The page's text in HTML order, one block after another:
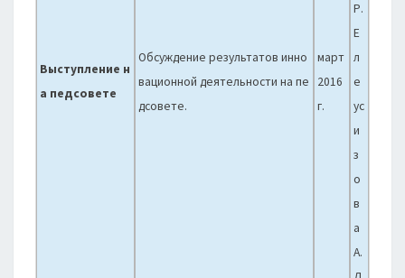
Выступление н
а педсовете
Обсуждение результатов инно
вационной деятельности на пе
дсовете.
март
2016
г.
Р.
Е
л
е
ус
и
з
о
в
а
А.